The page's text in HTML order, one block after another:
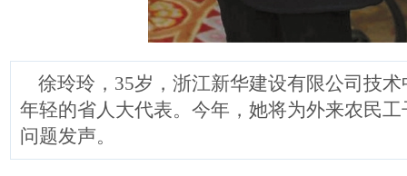
徐玲玲，35岁，浙江新华建设有限公司技
年轻的省人大代表。今年，她将为外来农民
问题发声。